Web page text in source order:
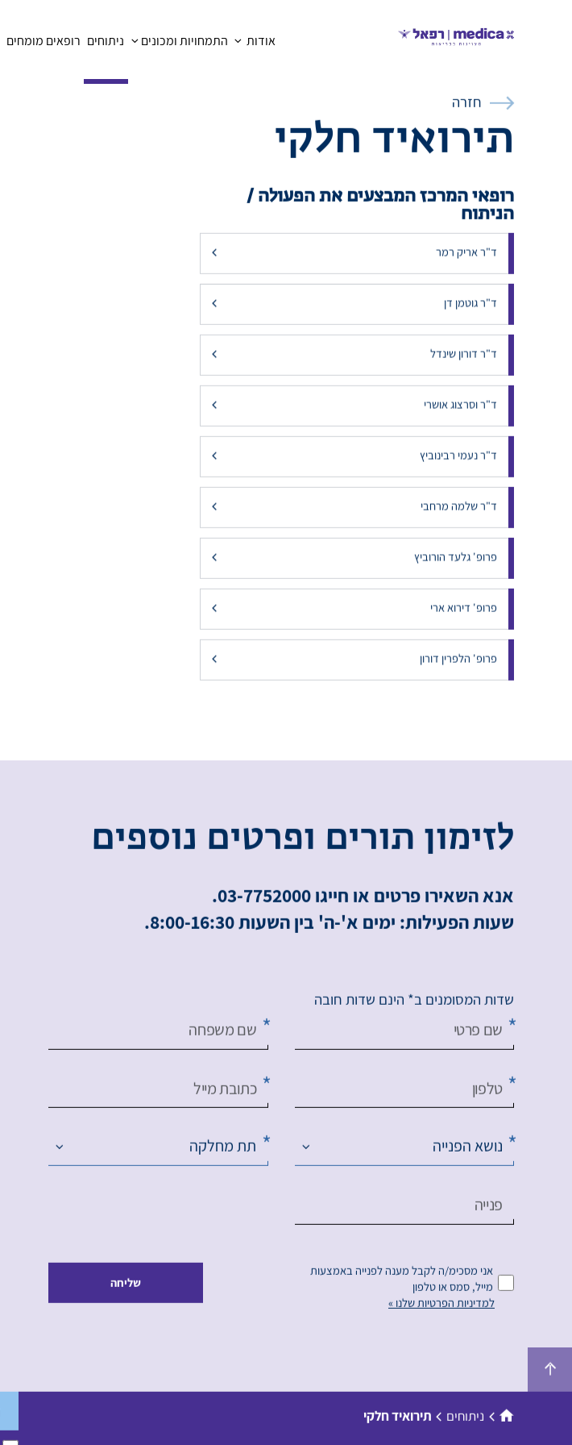
אודות התמחויות ומכונים ניתוחים רופאים מומחים
חזרה
תירואיד חלקי
רופאי המרכז המבצעים את הפעולה /
הניתוח
ד"ר אריק רמר
ד"ר גוטמן דן
ד"ר דורון שינדל
ד"ר וסרצוג אושרי
ד"ר נעמי רבינוביץ
ד"ר שלמה מרחבי
פרופ' גלעד הורוביץ
פרופ' דירוא ארי
פרופ' הלפרין דורון
לזימון תורים ופרטים נוספים
אנא השאירו פרטים או חייגו 03-7752000.
שעות הפעילות: ימים א'-ה' בין השעות 8:00-16:30.
שדות המסומנים ב* הינם שדות חובה
שם פרטי שם משפחה
טלפון כתובת מייל
נושא הפנייה תת מחלקה
פנייה
אני מסכימ/ה לקבל מענה לפנייה באמצעות
מייל, סמס או טלפון
למדיניות הפרטיות שלנו »
שליחה
ניתוחים תירואיד חלקי